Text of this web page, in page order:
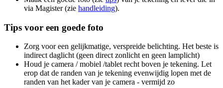
via Magister (zie handleiding).
Tips voor een goede foto
Zorg voor een gelijkmatige, verspreide belichting. Het beste is
indirect daglicht (geen direct zonlicht en geen lamplicht)
Houd je camera / mobiel /tablet recht boven je tekening. Let
erop dat de randen van je tekening evenwijdig lopen met de
randen van het kader van je camera - vermijd zo